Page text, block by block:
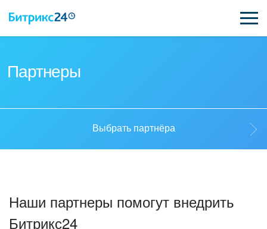
Партнеры
Стать партнёром
Выбрать партнёра
Наши партнеры помогут внедрить
Битрикс24